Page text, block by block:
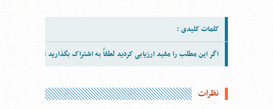
کلمات کلیدی :
اگر این مطلب را مفید ارزیابی کردید لطفاً به اشتراک بگذارید :
نظرات